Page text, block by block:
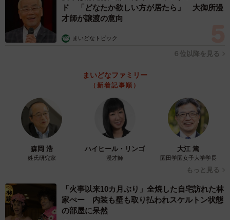
ド 「どなたか欲しい方が居たら」 大御所漫
才師が譲渡の意向
まいどなトピック
６位以降を見る
まいどなファミリー
（新着記事順）
森岡 浩
姓氏研究家
ハイヒール・リンゴ
漫才師
大江 篤
園田学園女子大学学長
もっと見る
「火事以来10カ月ぶり」全焼した自宅訪れた林
家ぺー 内装も壁も取り払われスケルトン状態
の部屋に呆然